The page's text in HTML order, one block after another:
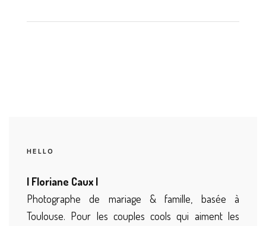
HELLO
| Floriane Caux |
Photographe de mariage & famille, basée à
Toulouse. Pour les couples cools qui aiment les